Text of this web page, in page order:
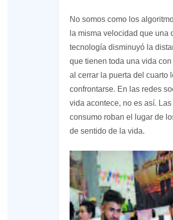
No somos como los
la misma velocidad que una
tecnología disminuyó la
que tienen toda una vida
al cerrar la puerta del cuarto
confrontarse. En las redes
vida acontece, no es así.
consumo roban el lugar de
de sentido de la vida.